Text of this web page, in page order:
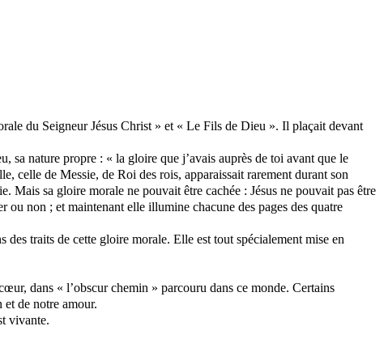
du Seigneur Jésus Christ » et « Le Fils de Dieu ». Il plaçait devant
sa nature propre : « la gloire que j’avais auprès de toi avant que le
celle de Messie, de Roi des rois, apparaissait rarement durant son
Mais sa gloire morale ne pouvait être cachée : Jésus ne pouvait pas être
ou non ; et maintenant elle illumine chacune des pages des quatre
traits de cette gloire morale. Elle est tout spécialement mise en
dans « l’obscur chemin » parcouru dans ce monde. Certains
et de notre amour.
vivante.